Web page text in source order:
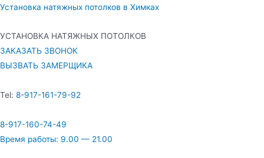
Установка натяжных потолков в Химках
УСТАНОВКА НАТЯЖНЫХ ПОТОЛКОВ
ЗАКАЗАТЬ ЗВОНОК
ВЫЗВАТЬ ЗАМЕРЩИКА
Tel: 8-917-161-79-92
8-917-160-74-49
Время работы: 9.00 — 21.00